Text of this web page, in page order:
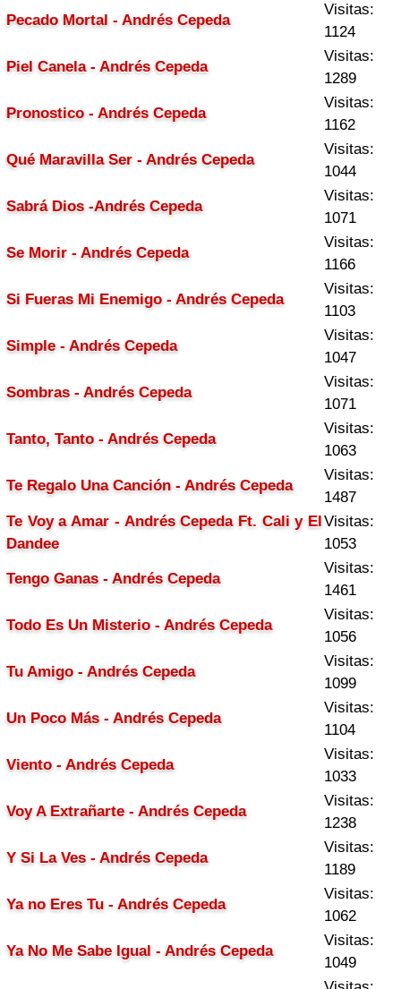
Pecado Mortal - Andrés Cepeda
Visitas:
1124
Piel Canela - Andrés Cepeda
Visitas:
1289
Pronostico - Andrés Cepeda
Visitas:
1162
Qué Maravilla Ser - Andrés Cepeda
Visitas:
1044
Sabrá Dios -Andrés Cepeda
Visitas:
1071
Se Morir - Andrés Cepeda
Visitas:
1166
Si Fueras Mi Enemigo - Andrés Cepeda
Visitas:
1103
Simple - Andrés Cepeda
Visitas:
1047
Sombras - Andrés Cepeda
Visitas:
1071
Tanto, Tanto - Andrés Cepeda
Visitas:
1063
Te Regalo Una Canción - Andrés Cepeda
Visitas:
1487
Te Voy a Amar - Andrés Cepeda Ft. Cali y El
Dandee
Visitas:
1053
Tengo Ganas - Andrés Cepeda
Visitas:
1461
Todo Es Un Misterio - Andrés Cepeda
Visitas:
1056
Tu Amigo - Andrés Cepeda
Visitas:
1099
Un Poco Más - Andrés Cepeda
Visitas:
1104
Viento - Andrés Cepeda
Visitas:
1033
Voy A Extrañarte - Andrés Cepeda
Visitas:
1238
Y Si La Ves - Andrés Cepeda
Visitas:
1189
Ya no Eres Tu - Andrés Cepeda
Visitas:
1062
Ya No Me Sabe Igual - Andrés Cepeda
Visitas:
1049